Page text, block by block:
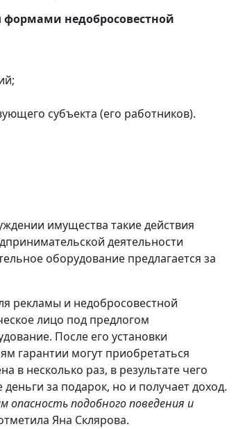
формами недобросовестной
субъекта (его работников).
имущества такие действия
деятельности
оборудование предлагается за
рекламы и недобросовестной
лицо под предлогом
После его установки
гарантии могут приобретаться
в несколько раз, в результате чего
за подарок, но и получает доход.
опасность подобного поведения и
Яна Склярова.